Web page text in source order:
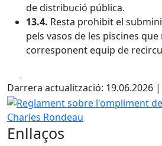
de distribució pública.
13.4. Resta prohibit el
pels vasos de les piscines
corresponent equip de
Darrera actualització: 19.06.2026 |
Reglament sobre l'ompliment de
Charles Rondeau
Enllaços